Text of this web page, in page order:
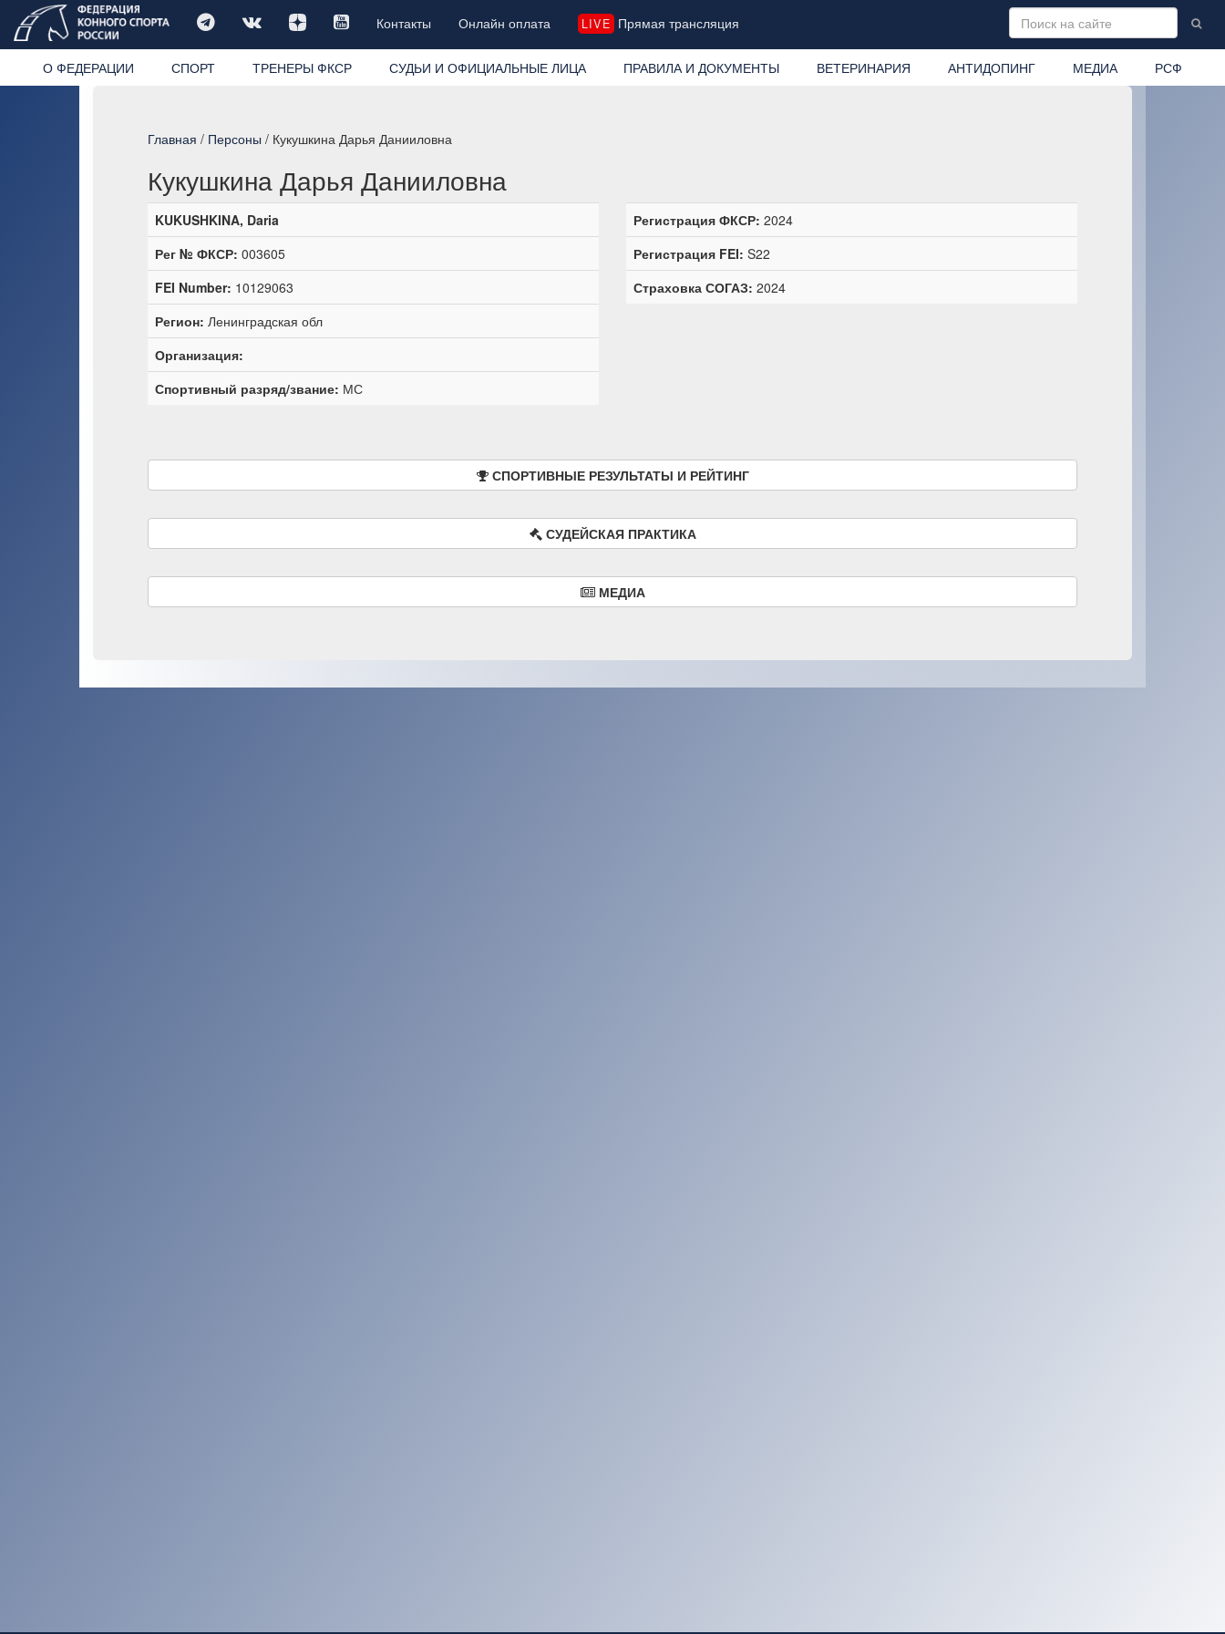
Контакты Онлайн оплата LIVE Прямая трансляция
О ФЕДЕРАЦИИ СПОРТ ТРЕНЕРЫ ФКСР СУДЬИ И ОФИЦИАЛЬНЫЕ ЛИЦА ПРАВИЛА И ДОКУМЕНТЫ ВЕТЕРИНАРИЯ АНТИДОПИНГ МЕДИА РСФ
Главная / Персоны / Кукушкина Дарья Данииловна
Кукушкина Дарья Данииловна
KUKUSHKINA, Daria
Рег № ФКСР: 003605
FEI Number: 10129063
Регион: Ленинградская обл
Организация:
Спортивный разряд/звание: МС
Регистрация ФКСР: 2024
Регистрация FEI: S22
Страховка СОГАЗ: 2024
СПОРТИВНЫЕ РЕЗУЛЬТАТЫ И РЕЙТИНГ
СУДЕЙСКАЯ ПРАКТИКА
МЕДИА